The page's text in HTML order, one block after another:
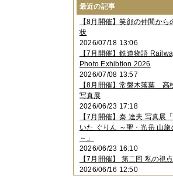
2024年04月
2024年03月（3件）
2024年02月（2件）
2023年12月
2023年11月 （4件）
2023年10月（3件）
2023年09月（4件）
2023年08月 （1件）
2023年06月（3件）
2023年05月
2023年04月 （2件）
2023年03月（5件）
2023年02月（3件）
2023年01月
2022年12月 （3件）
2022年11月（2件）
2022年10月（4件）
最近の記事
【8月開催】笑顔の仲間から
状
2026/07/18 13:06
【7月開催】鉄道物語
Photo Exhibtion 2026
2026/07/08 13:57
【8月開催】常磐木落葉
写真展
2026/06/23 17:18
【7月開催】秦 達夫 写真展
いた ぐりん ～聖・光岳 山旅
～」
2026/06/23 16:10
【7月開催】 第二回 私の視点
2026/06/16 12:50